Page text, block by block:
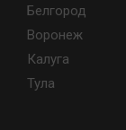
Белгород
Воронеж
Калуга
Тула